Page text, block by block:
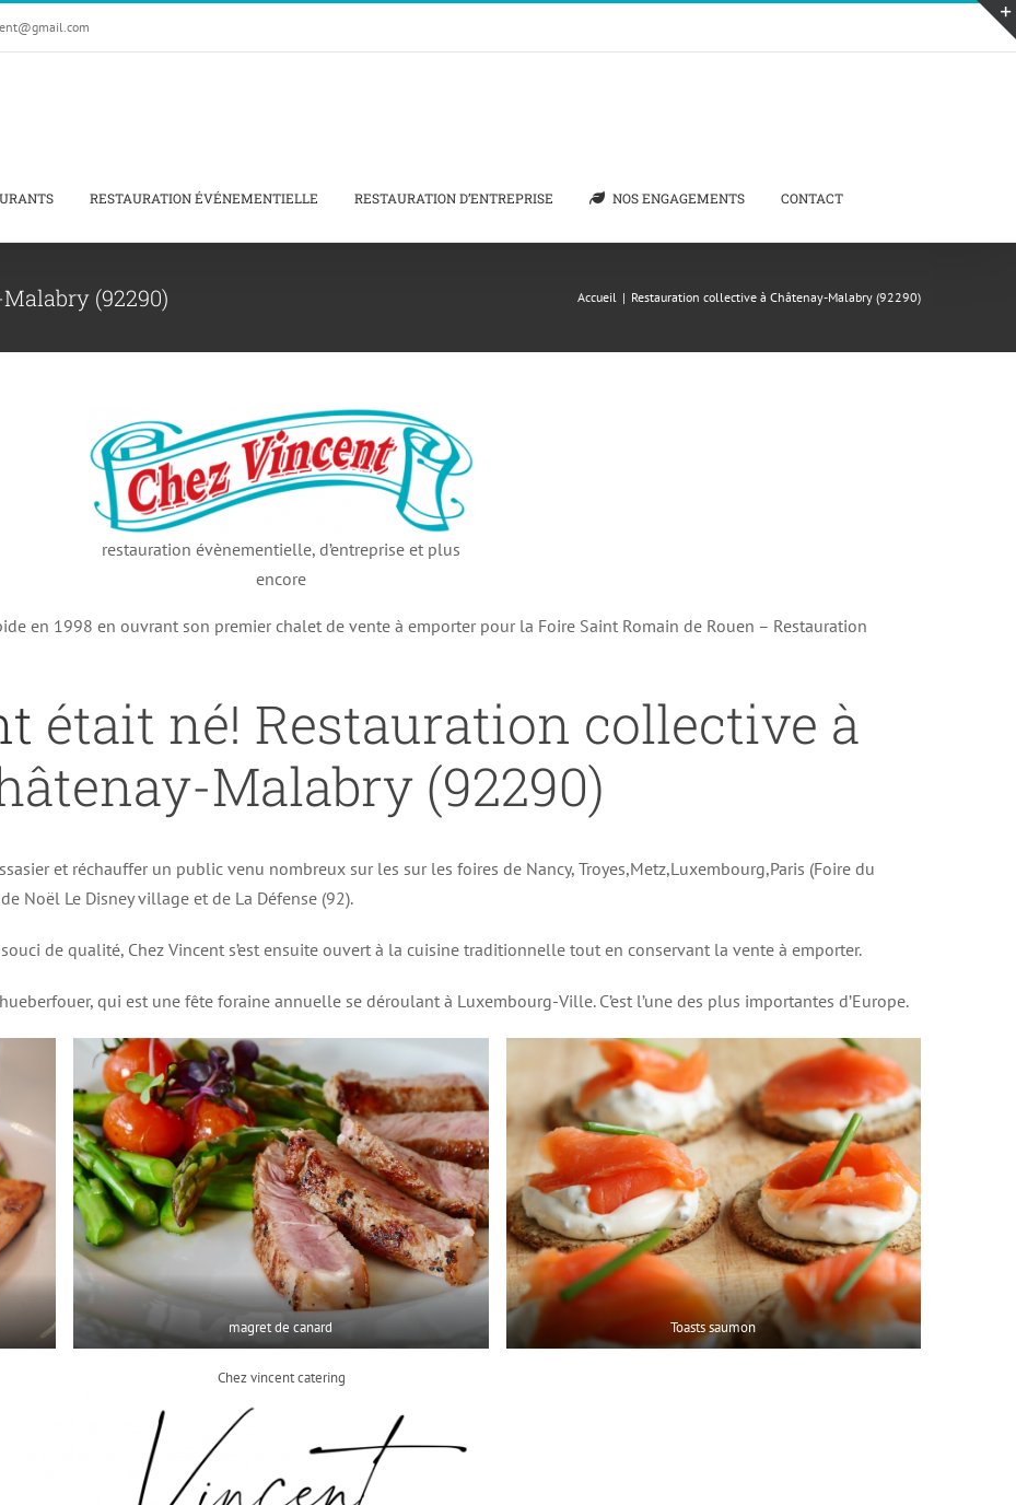
RESTAURATION ÉVÉNEMENTIELLE RESTAURATION D’ENTREPRISE NOS ENGAGEMENTS CONTACT
(92290) Accueil | Restauration collective à Châtenay-Malabry (92290)
restauration évènementielle, d’entreprise et plus
encore
en 1998 en ouvrant son premier chalet de vente à emporter pour la Foire Saint Romain de Rouen – Restauration
était né! Restauration collective à
Malabry (92290)
et réchauffer un public venu nombreux sur les sur les foires de Nancy, Troyes,Metz,Luxembourg,Paris (Foire du
Noël Le Disney village et de La Défense (92).
de qualité, Chez Vincent s’est ensuite ouvert à la cuisine traditionnelle tout en conservant la vente à emporter.
qui est une fête foraine annuelle se déroulant à Luxembourg-Ville. C’est l’une des plus importantes d’Europe.
magret de canard Toasts saumon
Chez vincent catering